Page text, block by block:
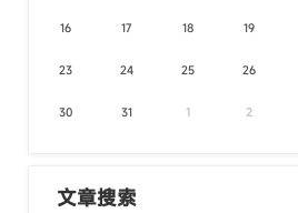
16 17 18 19
23 24 25 26
30 31 1 2
文章搜索